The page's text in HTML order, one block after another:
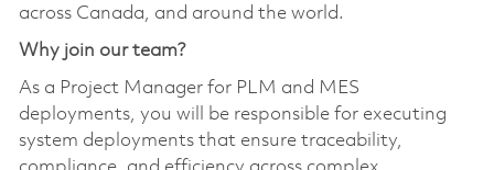
across Canada, and around the world.
Why join our team?
As a Project Manager for PLM and MES
deployments, you will be responsible for executing
system deployments that ensure traceability,